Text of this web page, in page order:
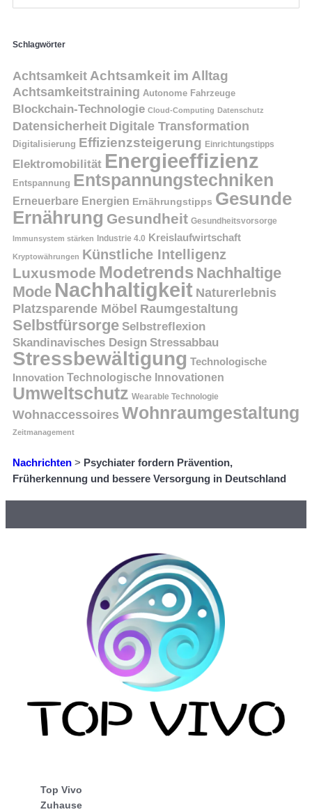
Schlagwörter
Achtsamkeit Achtsamkeit im Alltag
Achtsamkeitstraining Autonome Fahrzeuge
Blockchain-Technologie Cloud-Computing Datenschutz
Datensicherheit Digitale Transformation
Digitalisierung Effizienzsteigerung Einrichtungstipps
Elektromobilität Energieeffizienz
Entspannung Entspannungstechniken
Erneuerbare Energien Ernährungstipps Gesunde
Ernährung Gesundheit Gesundheitsvorsorge
Immunsystem stärken Industrie 4.0 Kreislaufwirtschaft
Kryptowährungen Künstliche Intelligenz
Luxusmode Modetrends Nachhaltige
Mode Nachhaltigkeit Naturerlebnis
Platzsparende Möbel Raumgestaltung
Selbstfürsorge Selbstreflexion
Skandinavisches Design Stressabbau
Stressbewältigung Technologische
Innovation Technologische Innovationen
Umweltschutz Wearable Technologie
Wohnaccessoires Wohnraumgestaltung
Zeitmanagement
Nachrichten > Psychiater fordern Prävention,
Früherkennung und bessere Versorgung in Deutschland
Top Vivo
Zuhause